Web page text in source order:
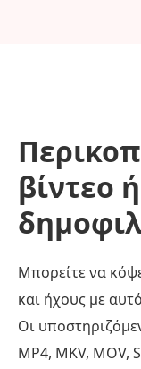
βίντεο
Μπορείτε να
και ήχους με
Οι
MP4, MKV, MOV,